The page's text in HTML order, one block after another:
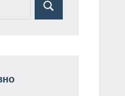
Поиск